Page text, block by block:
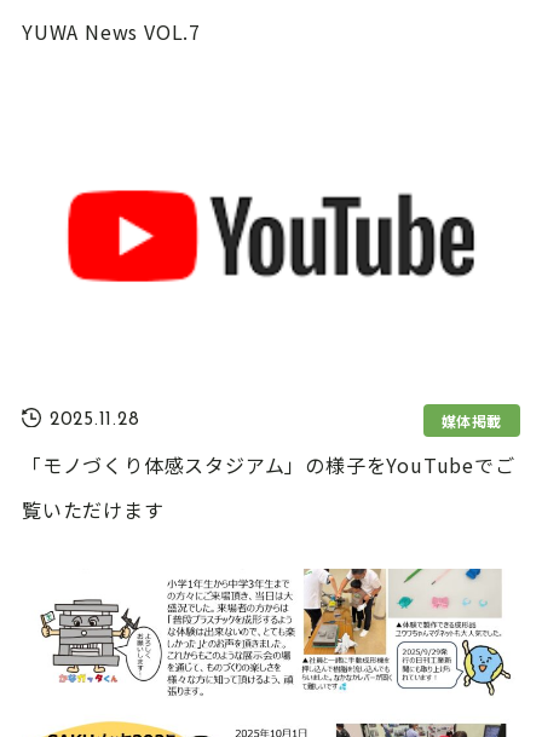
YUWA News VOL.7
2025.11.28 媒体掲載
「モノづくり体感スタジアム」の様子をYouTubeでご
覧いただけます